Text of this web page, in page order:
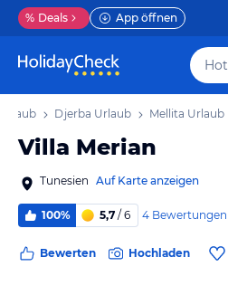
% Deals App öffnen
Djerba Urlaub Mellita Urlaub
Villa Merian
Tunesien Auf Karte anzeigen
100% 5,7 / 6 4 Bewertungen
Bewerten Hochladen